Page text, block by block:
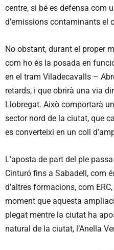
centre, si bé es defensa com
d’emissions contaminants el
No obstant, durant el proper
com ho és la posada en
en el tram Viladecavalls –
retards, i que obrirà una via
Llobregat. Això comportarà
sector nord de la ciutat, que
es converteixi en un coll
L’aposta de part del ple
Cinturó fins a Sabadell, com
d’altres formacions, com
moment que aquesta
plegat mentre la ciutat ha
natural de la ciutat, l’Anella